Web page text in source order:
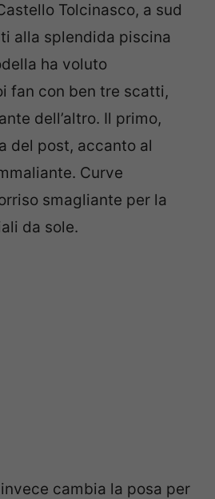
Tolcinasco, a sud
alla splendida piscina
ha voluto
fan con ben tre scatti,
dell’altro. Il primo,
del post, accanto al
Curve
smagliante per la
da sole.
cambia la posa per